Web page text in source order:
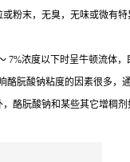
粉末，无臭，无味或微有
浓度以下时呈牛顿流体
朊酸钠粘度的因素很多，
酪朊酸钠和某些其它增稠